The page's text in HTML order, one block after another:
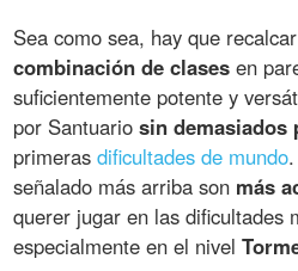
Sea como sea, hay que
combinación de clases en
suficientemente potente y
por Santuariosin demasiados
primerasdificultades de mundo
señalado más arriba son más
querer jugar en las dificultades
especialmente en el nivel